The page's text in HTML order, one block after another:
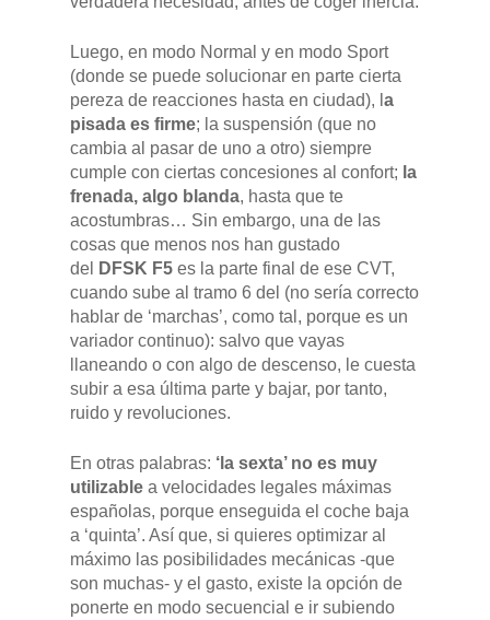
Luego, en modo Normal y en modo Sport
(donde se puede solucionar en parte cierta
pereza de reacciones hasta en ciudad), l a
pisada es firme; la suspensión (que no
cambia al pasar de uno a otro) siempre
cumple con ciertas concesiones al confort; la
frenada, algo blanda, hasta que te
acostumbras… Sin embargo, una de las
cosas que menos nos han gustado
del
DFSK F5 es la parte final de ese CVT,
cuando sube al tramo 6 del (no sería correcto
hablar de ‘marchas’, como tal, porque es un
variador continuo): salvo que vayas
llaneando o con algo de descenso, le cuesta
subir a esa última parte y bajar, por tanto,
ruido y revoluciones.
En otras palabras: ‘la sexta’ no es muy
utilizable a velocidades legales máximas
españolas, porque enseguida el coche baja
a ‘quinta’. Así que, si quieres optimizar al
máximo las posibilidades mecánicas -que
son muchas- y el gasto, existe la opción de
ponerte en modo secuencial e ir subiendo